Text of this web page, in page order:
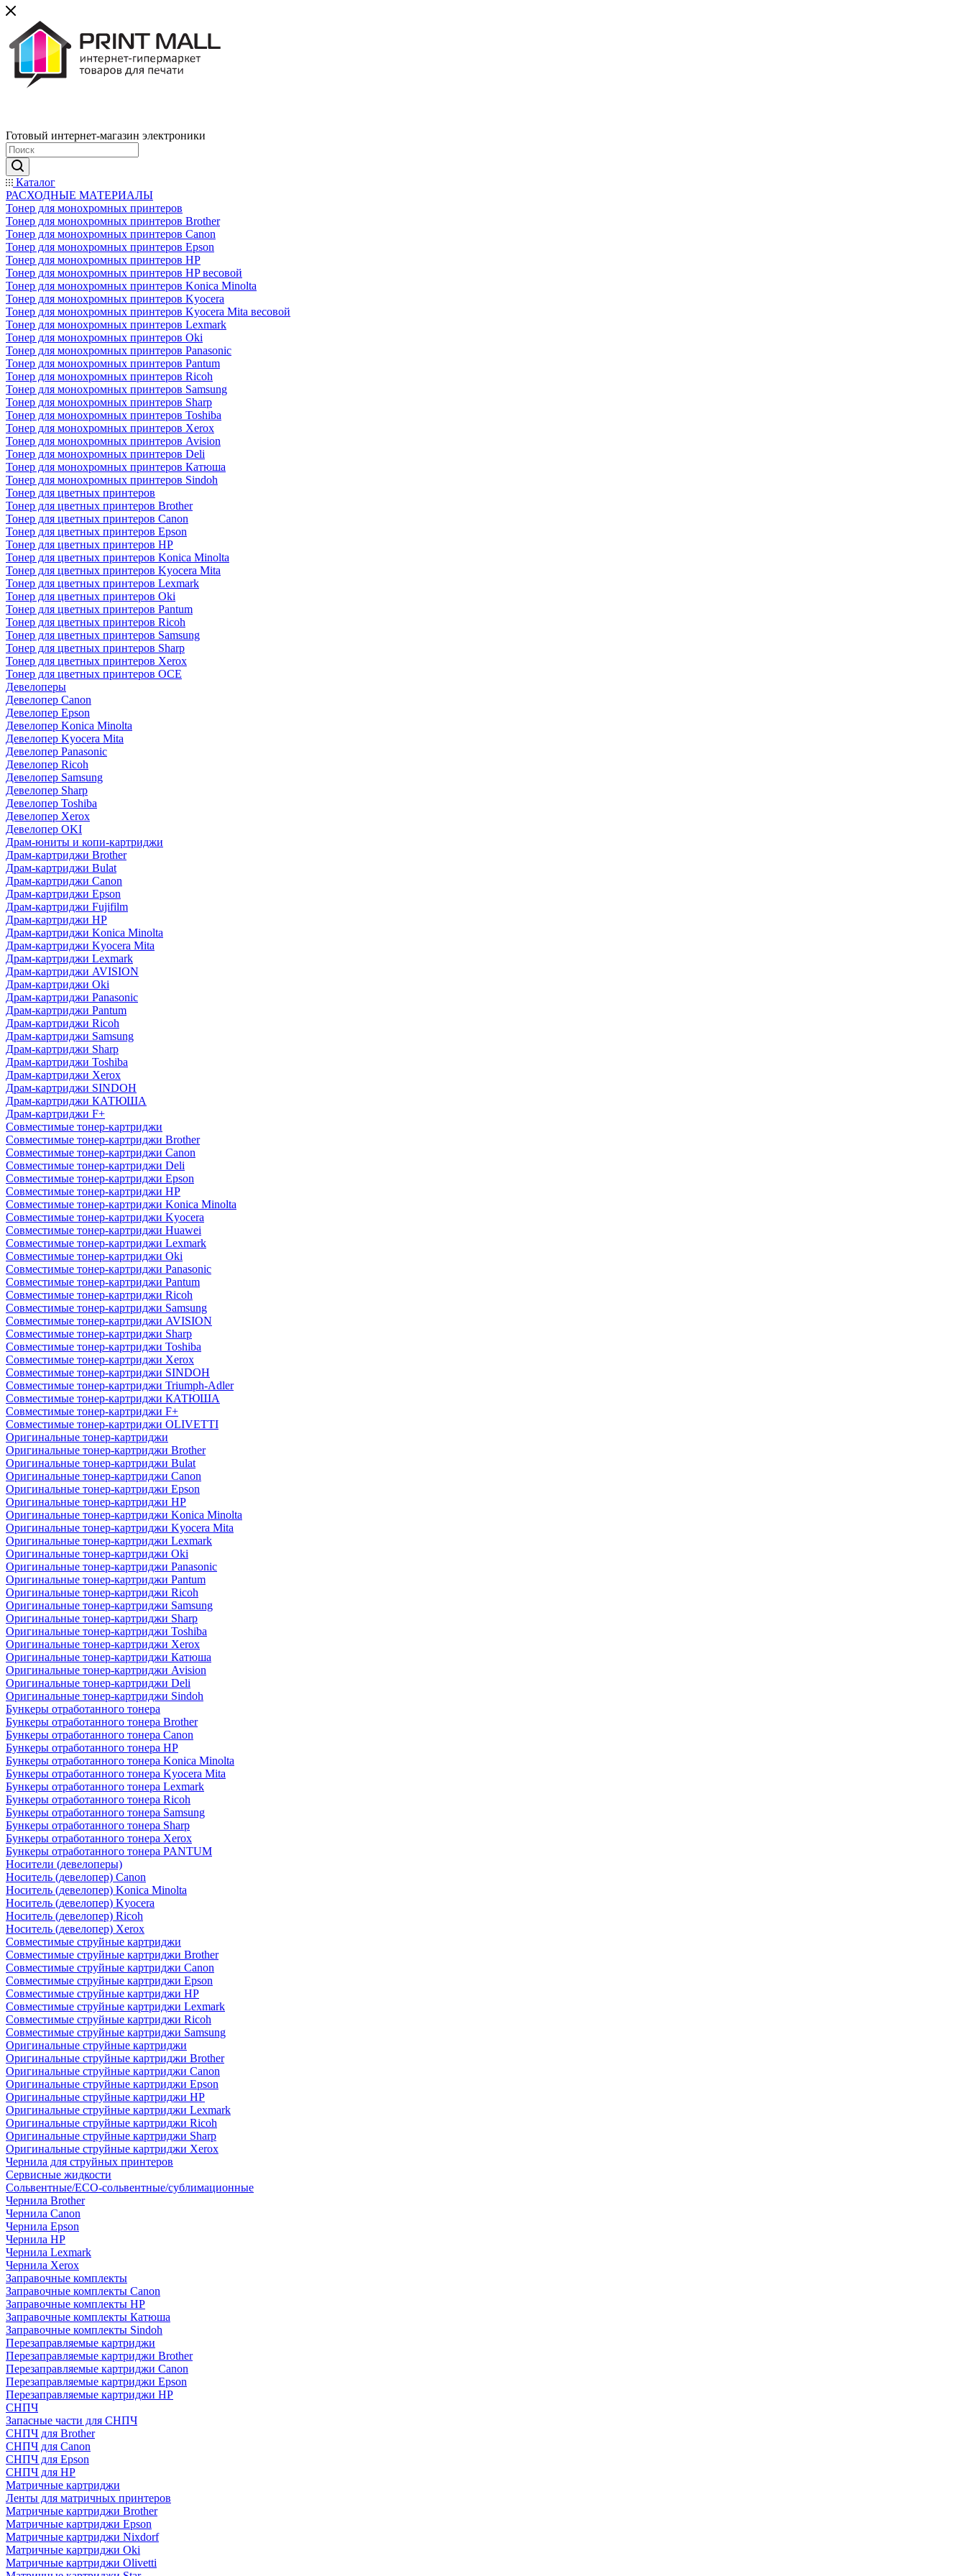
Готовый интернет-магазин электроники
Каталог
РАСХОДНЫЕ МАТЕРИАЛЫ
Тонер для монохромных принтеров
Тонер для монохромных принтеров Brother
Тонер для монохромных принтеров Canon
Тонер для монохромных принтеров Epson
Тонер для монохромных принтеров HP
Тонер для монохромных принтеров HP весовой
Тонер для монохромных принтеров Konica Minolta
Тонер для монохромных принтеров Kyocera
Тонер для монохромных принтеров Kyocera Mita весовой
Тонер для монохромных принтеров Lexmark
Тонер для монохромных принтеров Oki
Тонер для монохромных принтеров Panasonic
Тонер для монохромных принтеров Pantum
Тонер для монохромных принтеров Ricoh
Тонер для монохромных принтеров Samsung
Тонер для монохромных принтеров Sharp
Тонер для монохромных принтеров Toshiba
Тонер для монохромных принтеров Xerox
Тонер для монохромных принтеров Avision
Тонер для монохромных принтеров Deli
Тонер для монохромных принтеров Катюша
Тонер для монохромных принтеров Sindoh
Тонер для цветных принтеров
Тонер для цветных принтеров Brother
Тонер для цветных принтеров Canon
Тонер для цветных принтеров Epson
Тонер для цветных принтеров HP
Тонер для цветных принтеров Konica Minolta
Тонер для цветных принтеров Kyocera Mita
Тонер для цветных принтеров Lexmark
Тонер для цветных принтеров Oki
Тонер для цветных принтеров Pantum
Тонер для цветных принтеров Ricoh
Тонер для цветных принтеров Samsung
Тонер для цветных принтеров Sharp
Тонер для цветных принтеров Xerox
Тонер для цветных принтеров OCE
Девелоперы
Девелопер Canon
Девелопер Epson
Девелопер Konica Minolta
Девелопер Kyocera Mita
Девелопер Panasonic
Девелопер Ricoh
Девелопер Samsung
Девелопер Sharp
Девелопер Toshiba
Девелопер Xerox
Девелопер OKI
Драм-юниты и копи-картриджи
Драм-картриджи Brother
Драм-картриджи Bulat
Драм-картриджи Canon
Драм-картриджи Epson
Драм-картриджи Fujifilm
Драм-картриджи HP
Драм-картриджи Konica Minolta
Драм-картриджи Kyocera Mita
Драм-картриджи Lexmark
Драм-картриджи AVISION
Драм-картриджи Oki
Драм-картриджи Panasonic
Драм-картриджи Pantum
Драм-картриджи Ricoh
Драм-картриджи Samsung
Драм-картриджи Sharp
Драм-картриджи Toshiba
Драм-картриджи Xerox
Драм-картриджи SINDOH
Драм-картриджи КАТЮША
Драм-картриджи F+
Совместимые тонер-картриджи
Совместимые тонер-картриджи Brother
Совместимые тонер-картриджи Canon
Совместимые тонер-картриджи Deli
Совместимые тонер-картриджи Epson
Совместимые тонер-картриджи HP
Совместимые тонер-картриджи Konica Minolta
Совместимые тонер-картриджи Kyocera
Совместимые тонер-картриджи Huawei
Совместимые тонер-картриджи Lexmark
Совместимые тонер-картриджи Oki
Совместимые тонер-картриджи Panasonic
Совместимые тонер-картриджи Pantum
Совместимые тонер-картриджи Ricoh
Совместимые тонер-картриджи Samsung
Совместимые тонер-картриджи AVISION
Совместимые тонер-картриджи Sharp
Совместимые тонер-картриджи Toshiba
Совместимые тонер-картриджи Xerox
Совместимые тонер-картриджи SINDOH
Совместимые тонер-картриджи Triumph-Adler
Совместимые тонер-картриджи КАТЮША
Совместимые тонер-картриджи F+
Совместимые тонер-картриджи OLIVETTI
Оригинальные тонер-картриджи
Оригинальные тонер-картриджи Brother
Оригинальные тонер-картриджи Bulat
Оригинальные тонер-картриджи Canon
Оригинальные тонер-картриджи Epson
Оригинальные тонер-картриджи HP
Оригинальные тонер-картриджи Konica Minolta
Оригинальные тонер-картриджи Kyocera Mita
Оригинальные тонер-картриджи Lexmark
Оригинальные тонер-картриджи Oki
Оригинальные тонер-картриджи Panasonic
Оригинальные тонер-картриджи Pantum
Оригинальные тонер-картриджи Ricoh
Оригинальные тонер-картриджи Samsung
Оригинальные тонер-картриджи Sharp
Оригинальные тонер-картриджи Toshiba
Оригинальные тонер-картриджи Xerox
Оригинальные тонер-картриджи Катюша
Оригинальные тонер-картриджи Avision
Оригинальные тонер-картриджи Deli
Оригинальные тонер-картриджи Sindoh
Бункеры отработанного тонера
Бункеры отработанного тонера Brother
Бункеры отработанного тонера Canon
Бункеры отработанного тонера HP
Бункеры отработанного тонера Konica Minolta
Бункеры отработанного тонера Kyocera Mita
Бункеры отработанного тонера Lexmark
Бункеры отработанного тонера Ricoh
Бункеры отработанного тонера Samsung
Бункеры отработанного тонера Sharp
Бункеры отработанного тонера Xerox
Бункеры отработанного тонера PANTUM
Носители (девелоперы)
Носитель (девелопер) Canon
Носитель (девелопер) Konica Minolta
Носитель (девелопер) Kyocera
Носитель (девелопер) Ricoh
Носитель (девелопер) Xerox
Совместимые струйные картриджи
Совместимые струйные картриджи Brother
Совместимые струйные картриджи Canon
Совместимые струйные картриджи Epson
Совместимые струйные картриджи HP
Совместимые струйные картриджи Lexmark
Совместимые струйные картриджи Ricoh
Совместимые струйные картриджи Samsung
Оригинальные струйные картриджи
Оригинальные струйные картриджи Brother
Оригинальные струйные картриджи Canon
Оригинальные струйные картриджи Epson
Оригинальные струйные картриджи HP
Оригинальные струйные картриджи Lexmark
Оригинальные струйные картриджи Ricoh
Оригинальные струйные картриджи Sharp
Оригинальные струйные картриджи Xerox
Чернила для струйных принтеров
Сервисные жидкости
Сольвентные/ECO-сольвентные/сублимационные
Чернила Brother
Чернила Canon
Чернила Epson
Чернила HP
Чернила Lexmark
Чернила Xerox
Заправочные комплекты
Заправочные комплекты Canon
Заправочные комплекты HP
Заправочные комплекты Катюша
Заправочные комплекты Sindoh
Перезаправляемые картриджи
Перезаправляемые картриджи Brother
Перезаправляемые картриджи Canon
Перезаправляемые картриджи Epson
Перезаправляемые картриджи HP
СНПЧ
Запасные части для СНПЧ
СНПЧ для Brother
СНПЧ для Canon
СНПЧ для Epson
СНПЧ для HP
Матричные картриджи
Ленты для матричных принтеров
Матричные картриджи Brother
Матричные картриджи Epson
Матричные картриджи Nixdorf
Матричные картриджи Oki
Матричные картриджи Olivetti